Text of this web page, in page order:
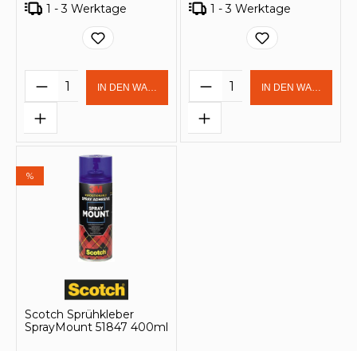
1 - 3 Werktage
Produkt Anzahl: Gib den
IN DEN WARENKORB
1 - 3 Werktage
Produkt Anzahl:
IN DEN
%
Scotch Sprühkleber
SprayMount 51847 400ml